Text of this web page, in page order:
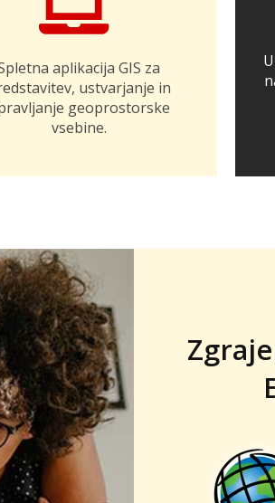
aplikacija GIS za
ustvarjanje in
geoprostorske
vsebine.